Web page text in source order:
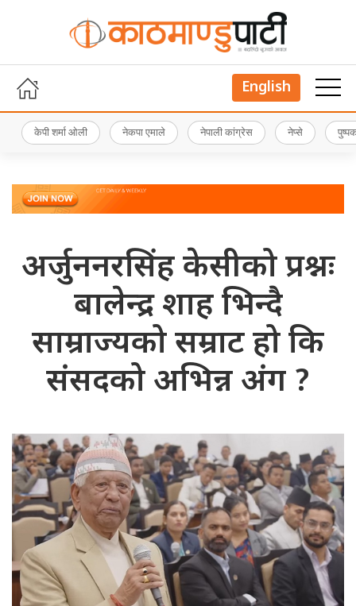
English
केपी शर्मा ओली नेकपा एमाले नेपाली कांग्रेस नेप्से
अर्जुननरसिंह केसीको प्रश्नः
बालेन्द्र शाह भिन्दै
साम्राज्यको सम्राट हो कि
संसदको अभिन्न अंग ?